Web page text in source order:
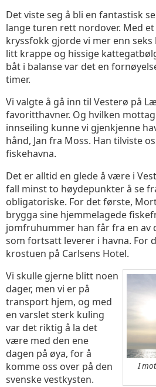
Det viste seg å bli en fantastisk
lange turen rett nordover. Med
kryssfokk gjorde vi mer enn
litt krappe og hissige
båt i balanse var det en
timer.
Vi valgte å gå inn til Vesterø på
favoritthavner. Og hvilken
innseiling kunne vi gjenkjenne
hånd, Jan fra Moss. Han tilviste
fiskehavna.
Det er alltid en glede å være i
fall minst to høydepunkter å se
obligatoriske. For det første,
brygga sine hjemmelagede
jomfruhummer han får fra en av
som fortsatt leverer i havna. For
krostuen på Carlsens Hotel.
I
Vi skulle gjerne blitt noen
dager, men vi er på
transport hjem, og med
en varslet sterk kuling
var det riktig å la det
være med den ene
dagen på øya, for å
komme oss over på den
svenske vestkysten.